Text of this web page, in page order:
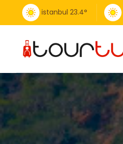
istanbul 23.4°